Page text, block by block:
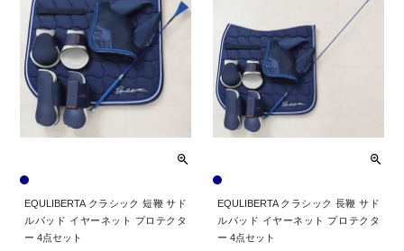
EQULIBERTA クラシック 短鞭 サド
ルパッド イヤーネット プロテクタ
ー 4点セット
EQULIBERTA クラシック 長鞭 サド
ルパッド イヤーネット プロテクタ
ー 4点セット